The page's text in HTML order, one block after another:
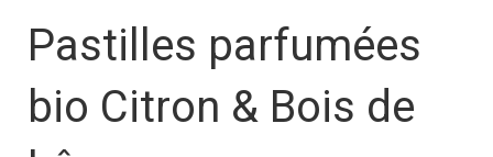
Pastilles parfumées
bio Citron & Bois de